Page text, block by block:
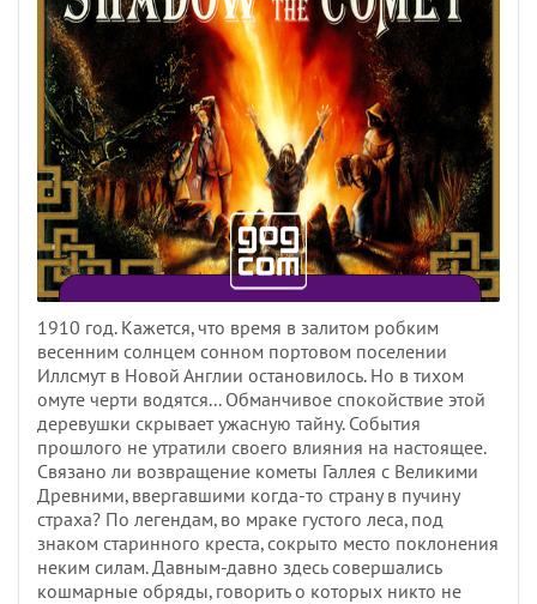
1910 год. Кажется, что время в залитом робким
весенним солнцем сонном портовом поселении
Иллсмут в Новой Англии остановилось. Но в тихом
омуте черти водятся... Обманчивое спокойствие этой
деревушки скрывает ужасную тайну. События
прошлого не утратили своего влияния на настоящее.
Связано ли возвращение кометы Галлея с Великими
Древними, ввергавшими когда-то страну в пучину
страха? По легендам, во мраке густого леса, под
знаком старинного креста, сокрыто место поклонения
неким силам. Давным-давно здесь совершались
кошмарные обряды, говорить о которых никто не